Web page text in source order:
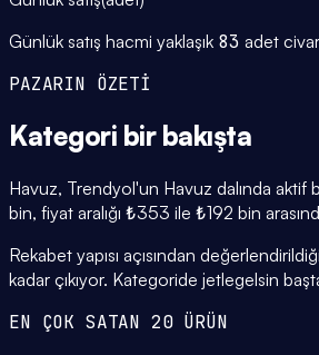
Günlük satış hacmi yaklaşık 83 adet
PAZARIN ÖZETİ
Kategori bir bakışta
Havuz, Trendyol'un Havuz dalında aktif
bin, fiyat aralığı ₺353 ile ₺192 bin
Rekabet yapısı açısından
kadar çıkıyor. Kategoride jetlegelsin
EN ÇOK SATAN 20 ÜRÜN